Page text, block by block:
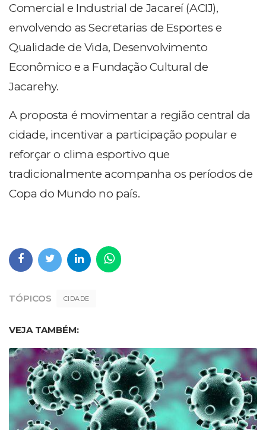
Comercial e Industrial de Jacareí (ACIJ),
envolvendo as Secretarias de Esportes e
Qualidade de Vida, Desenvolvimento
Econômico e a Fundação Cultural de
Jacarehy.
A proposta é movimentar a região central da
cidade, incentivar a participação popular e
reforçar o clima esportivo que
tradicionalmente acompanha os períodos de
Copa do Mundo no país.
TÓPICOS CIDADE
VEJA TAMBÉM: